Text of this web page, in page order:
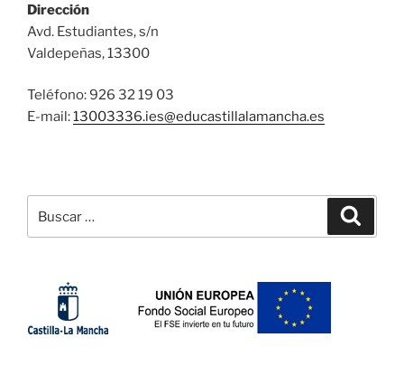
Dirección
Avd. Estudiantes, s/n
Valdepeñas, 13300
Teléfono: 926 32 19 03
E-mail:13003336.ies@educastillalamancha.es
por: